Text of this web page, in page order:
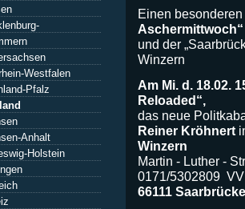
Westfalen
Pfalz
Anhalt
Holstein
Einen besonderen
Aschermittwoch“
und der
Winzern
Am Mi. d. 18.02.
Reloaded“,
das neue
Reiner Kröhnert
Winzern
Martin - Luther -
0171/5302809
66111